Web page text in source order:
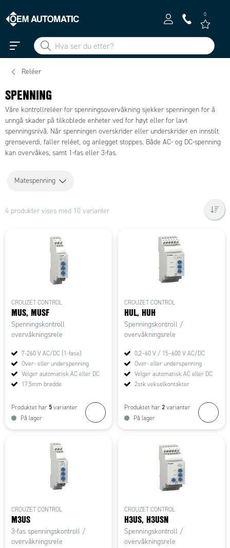
0
Reléer
SPENNING
Våre kontrollreléer for spenningsovervåkning sjekker spenningen for å
unngå skader på tilkoblede enheter ved for høyt eller for lavt
spenningsnivå. Når spenningen overskrider eller underskrider en innstilt
grenseverdi, faller reléet, og anlegget stoppes. Både AC- og DC-spenning
kan overvåkes, samt 1-fas eller 3-fas.
Matespenning
4 produkter vises med 10 varianter
CROUZET CONTROL
MUS, MUSF
Spenningskontroll
overvåkningsrele
7-260 V AC/DC (1-fase)
Over- eller underspenning
Velger automatisk AC eller DC
17,5mm bredde
Produktet har 5 varianter
På lager
CROUZET CONTROL
HUL, HUH
Spenningskontroll /
overvåkningsrele
0,2–60 V / 15–600 V AC/DC
Over- eller underspenning
Velger automatisk AC eller DC
2stk vekselkontakter
Produktet har 2 varianter
På lager
CROUZET CONTROL
M3US
3-fas spenningskontroll /
overvåkningsrele
CROUZET CONTROL
H3US, H3USN
Spenningskontroll /
overvåkningsrele